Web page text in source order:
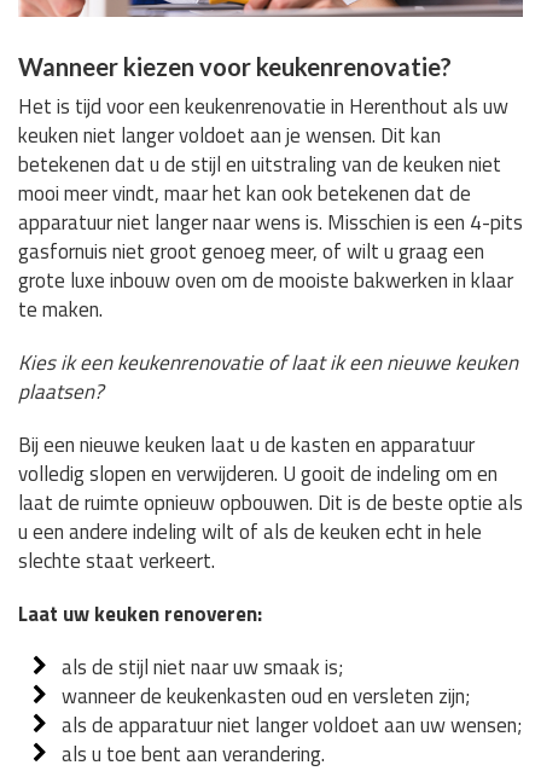
Wanneer kiezen voor keukenrenovatie?
Het is tijd voor een keukenrenovatie in Herenthout als uw
keuken niet langer voldoet aan je wensen. Dit kan
betekenen dat u de stijl en uitstraling van de keuken niet
mooi meer vindt, maar het kan ook betekenen dat de
apparatuur niet langer naar wens is. Misschien is een 4-pits
gasfornuis niet groot genoeg meer, of wilt u graag een
grote luxe inbouw oven om de mooiste bakwerken in klaar
te maken.
Kies ik een keukenrenovatie of laat ik een nieuwe keuken
plaatsen?
Bij een nieuwe keuken laat u de kasten en apparatuur
volledig slopen en verwijderen. U gooit de indeling om en
laat de ruimte opnieuw opbouwen. Dit is de beste optie als
u een andere indeling wilt of als de keuken echt in hele
slechte staat verkeert.
Laat uw keuken renoveren:
als de stijl niet naar uw smaak is;
wanneer de keukenkasten oud en versleten zijn;
als de apparatuur niet langer voldoet aan uw wensen;
als u toe bent aan verandering.